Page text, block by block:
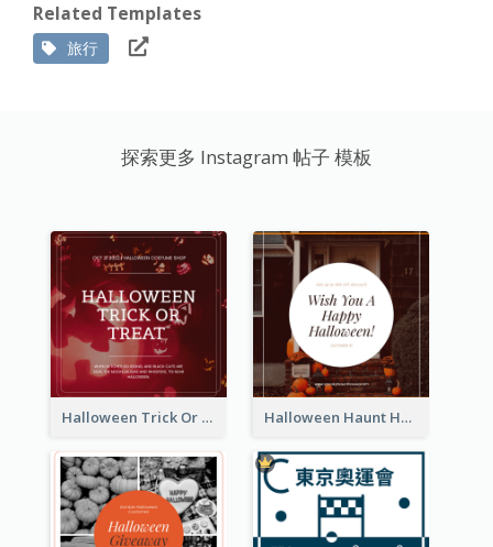
Related Templates
旅行
探索更多 Instagram 帖子 模板
Halloween Trick Or Treat Instagram Post Halloween Haunt House Instagram Post